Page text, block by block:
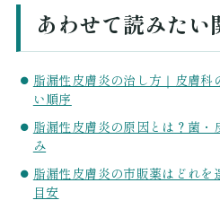
あわせて読みたい
脂漏性皮膚炎の治し方｜皮膚科
い順序
脂漏性皮膚炎の原因とは？菌・
み
脂漏性皮膚炎の市販薬はどれ
目安